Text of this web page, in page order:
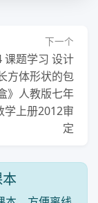
下一个
课题学习 设计
方体形状的包
》人教版七年
学上册2012审
定